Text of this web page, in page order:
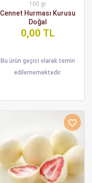
100 gr.
Cennet Hurması Kurusu
Doğal
0,00 TL
Bu ürün geçici olarak temin
edilememektedir.